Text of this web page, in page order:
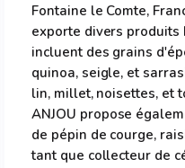
Fontaine le Comte,
exporte divers produits
incluent des grains
quinoa, seigle, et
lin, millet, noisettes, et
ANJOU propose
de pépin de courge,
tant que collecteur de